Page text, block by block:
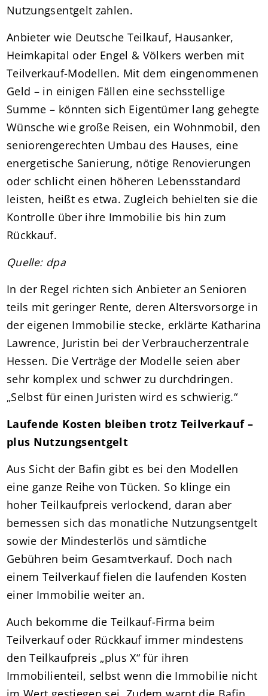
Nutzungsentgelt zahlen.
Anbieter wie Deutsche Teilkauf, Hausanker,
Heimkapital oder Engel & Völkers werben mit
Teilverkauf-Modellen. Mit dem eingenommenen
Geld – in einigen Fällen eine sechsstellige
Summe – könnten sich Eigentümer lang gehegte
Wünsche wie große Reisen, ein Wohnmobil, den
seniorengerechten Umbau des Hauses, eine
energetische Sanierung, nötige Renovierungen
oder schlicht einen höheren Lebensstandard
leisten, heißt es etwa. Zugleich behielten sie die
Kontrolle über ihre Immobilie bis hin zum
Rückkauf.
Quelle: dpa
In der Regel richten sich Anbieter an Senioren
teils mit geringer Rente, deren Altersvorsorge in
der eigenen Immobilie stecke, erklärte Katharina
Lawrence, Juristin bei der Verbraucherzentrale
Hessen. Die Verträge der Modelle seien aber
sehr komplex und schwer zu durchdringen.
„Selbst für einen Juristen wird es schwierig.“
Laufende Kosten bleiben trotz Teilverkauf –
plus Nutzungsentgelt
Aus Sicht der Bafin gibt es bei den Modellen
eine ganze Reihe von Tücken. So klinge ein
hoher Teilkaufpreis verlockend, daran aber
bemessen sich das monatliche Nutzungsentgelt
sowie der Mindesterlös und sämtliche
Gebühren beim Gesamtverkauf. Doch nach
einem Teilverkauf fielen die laufenden Kosten
einer Immobilie weiter an.
Auch bekomme die Teilkauf-Firma beim
Teilverkauf oder Rückkauf immer mindestens
den Teilkaufpreis „plus X“ für ihren
Immobilienteil, selbst wenn die Immobilie nicht